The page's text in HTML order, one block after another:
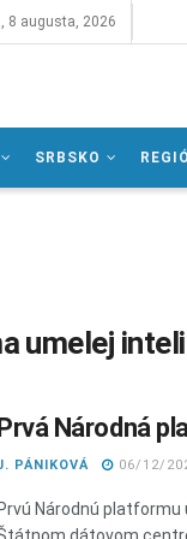
8 augusta, 2026
SRBSKO
umelej
Národná
PÁNIKOVÁ 06/12/
Prvú Národnú